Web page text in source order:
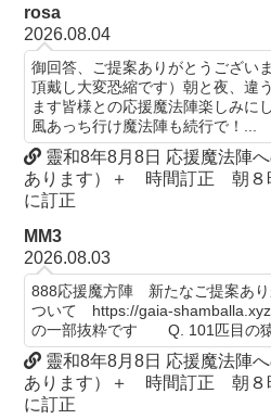
rosa
2026.08.04
御回答、ご提案ありがとうござい
頂戴し大変恐縮です）朝と夜、違
ます皆様との応援魔法陣楽しみに
風あっち行け魔法陣も続行で！...
靈和8年8月8日 応援魔法陣
あります）＋ 時間訂正 朝８
に訂正
MM3
2026.08.03
888応援魔方陣 新たなご提案あり
ついて https://gaia-
の一部抜粋です Q. 101匹目の猿
靈和8年8月8日 応援魔法陣
あります）＋ 時間訂正 朝８
に訂正